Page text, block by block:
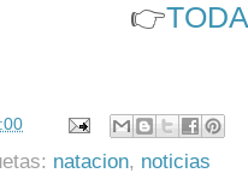
👉
natacion, noticias